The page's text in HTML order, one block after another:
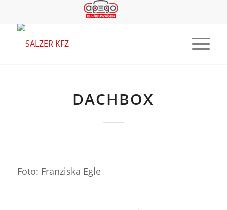
DACHBOX
Foto: Franziska Egle